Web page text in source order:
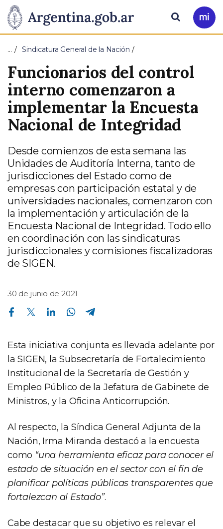
Presidencia
de
la
Nación
Pasar al contenido principal
Ir
a
Buscar
… Sindicatura General de la Nación
Funcionarios del control
interno comenzaron a
implementar la Encuesta
Nacional de Integridad
Desde comienzos de esta semana las
Unidades de Auditoría Interna, tanto de
jurisdicciones del Estado como de
empresas con participación estatal y de
universidades nacionales, comenzaron con
la implementación y articulación de la
Encuesta Nacional de Integridad. Todo ello
en coordinación con las sindicaturas
jurisdiccionales y comisiones fiscalizadoras
de SIGEN.
30 de junio de 2021
Compartir en Facebook Compartir en Twitter Compartir en Linkedin Compartir en Whatsapp
Esta iniciativa conjunta es llevada adelante por
la SIGEN, la Subsecretaría de Fortalecimiento
Institucional de la Secretaría de Gestión y
Empleo Público de la Jefatura de Gabinete de
Ministros, y la Oficina Anticorrupción.
Al respecto, la Síndica General Adjunta de la
Nación, Irma Miranda destacó a la encuesta
como “una herramienta eficaz para conocer el
estado de situación en el sector con el fin de
planificar políticas públicas transparentes que
fortalezcan al Estado”.
Cabe destacar que su objetivo es relevar el